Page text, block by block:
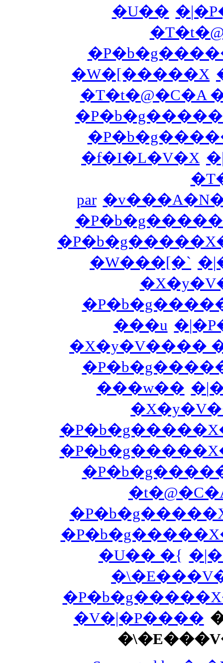
�U��
�W�[�����X
�f�I�L�V�X
par
�W���[�`
���u
�X�y�V����
���w��
�U�� �{
�V�|�P����